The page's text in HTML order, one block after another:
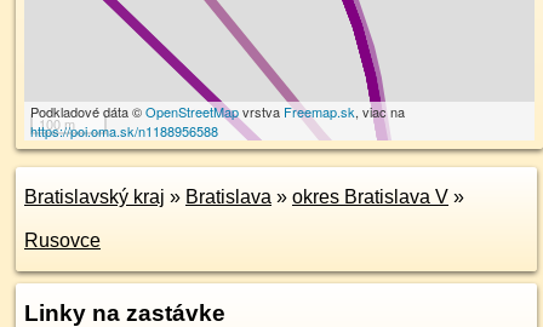
100 m
Podkladové dáta ©OpenStreetMapvrstva Freemap.sk, viac na
https://poi.oma.sk/n1188956588
Bratislavský kraj » Bratislava » okres Bratislava V »
Rusovce
Linky na zastávke